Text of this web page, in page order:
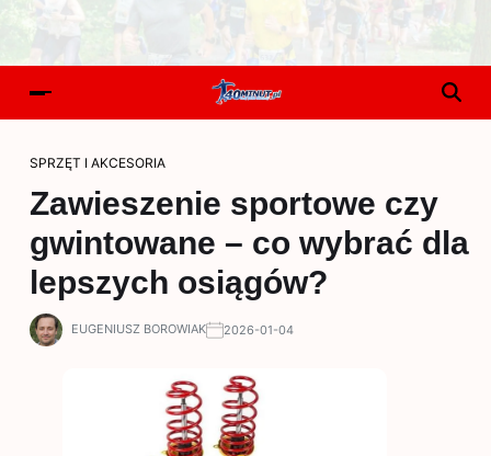
SPRZĘT I AKCESORIA
Zawieszenie sportowe czy
gwintowane – co wybrać dla
lepszych osiągów?
EUGENIUSZ BOROWIAK 2026-01-04